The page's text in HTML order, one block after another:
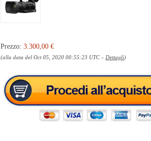
Prezzo: 3.300,00 €
(alla data del Oct 05, 2020 00:55:23 UTC – Dettagli)